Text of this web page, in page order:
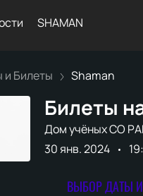
SHAMAN
и Билеты Shaman
Билеты
Дом учёных СО
30 янв. 2024
ВЫБОР ДАТЫ